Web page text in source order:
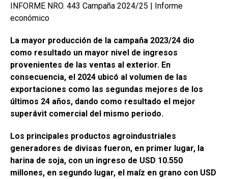
o
k
A
p
n
ar
INFORME NRO. 443 Campaña 2024/25 | Informe
económico
La mayor producción de la campaña 2023/24 dio
como resultado un mayor nivel de ingresos
provenientes de las ventas al exterior. En
consecuencia, el 2024 ubicó al volumen de las
exportaciones como las segundas mejores de los
últimos 24 años, dando como resultado el mejor
superávit comercial del mismo periodo.
Los principales productos agroindustriales
generadores de divisas fueron, en primer lugar, la
harina de soja, con un ingreso de USD 10.550
millones, en segundo lugar, el maíz en grano con USD